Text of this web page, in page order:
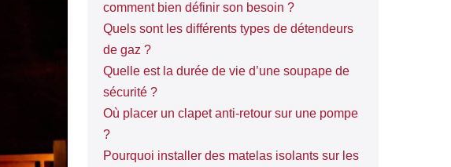
comment bien définir son besoin ?
Quels sont les différents types de détendeurs
de gaz ?
Quelle est la durée de vie d’une soupape de
sécurité ?
Où placer un clapet anti-retour sur une pompe
?
Pourquoi installer des matelas isolants sur les